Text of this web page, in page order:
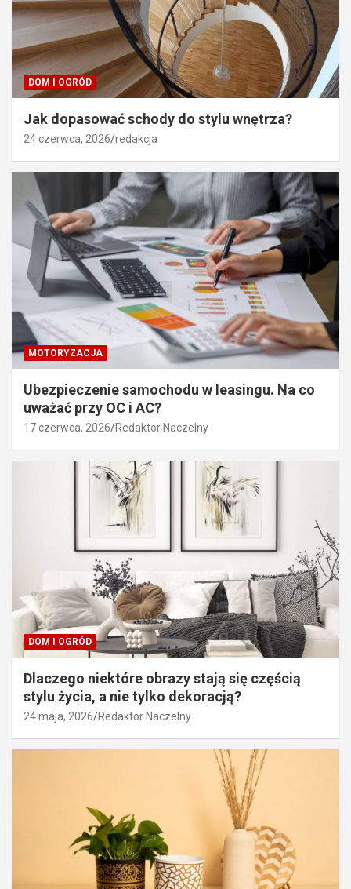
DOM I OGRÓD
Jak dopasować schody do stylu wnętrza?
24 czerwca, 2026 redakcja
MOTORYZACJA
Ubezpieczenie samochodu w leasingu. Na co
uważać przy OC i AC?
17 czerwca, 2026 Redaktor Naczelny
DOM I OGRÓD
Dlaczego niektóre obrazy stają się częścią
stylu życia, a nie tylko dekoracją?
24 maja, 2026 Redaktor Naczelny